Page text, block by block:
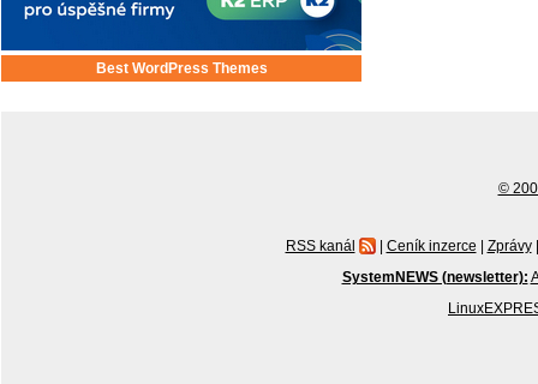
Best WordPress Themes
©
RSS kanál | Ceník inzerce | Zprávy |
SystemNEWS (newsletter):